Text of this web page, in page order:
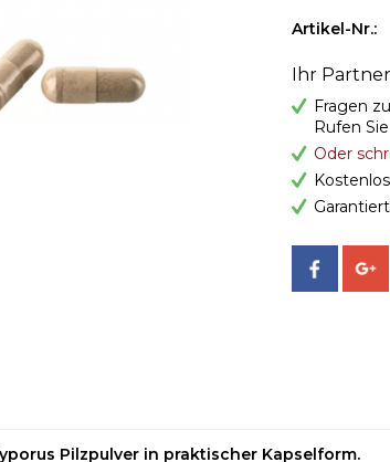
Artikel-Nr.:
Ihr
Fragen
Rufen
Oder
Pilzpulver in praktischer Kapselform.